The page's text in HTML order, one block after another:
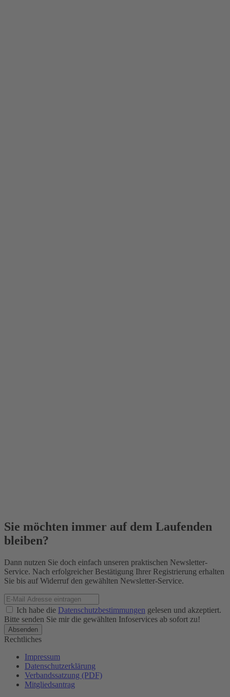
Sie möchten immer auf dem Laufenden
bleiben?
Dann nutzen Sie doch einfach unseren praktischen Newsletter-
Service. Nach erfolgreicher Bestätigung Ihrer Registrierung erhalten
Sie bis auf Widerruf den gewählten Newsletter-Service.
Ich habe die Datenschutzbestimmungen gelesen und akzeptiert.
Bitte senden Sie mir die gewählten Infoservices ab sofort zu!
Rechtliches
Impressum
Datenschutzerklärung
Verbandssatzung (PDF)
Mitgliedsantrag